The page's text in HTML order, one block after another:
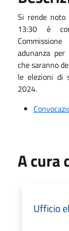
Si rende
13:30 è
adunanza
che saranno
le elezioni di
2024.
A cura
Ufficio